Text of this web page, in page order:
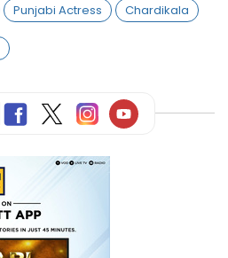
Punjabi Actress Chardikala